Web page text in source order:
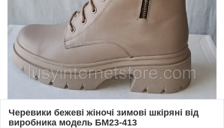
Черевики бежеві жіночі зимові шкіряні від
виробника модель БМ23-413